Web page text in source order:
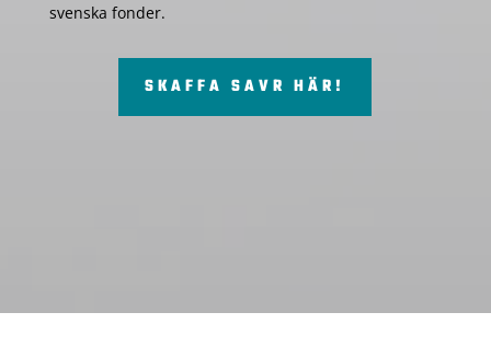
svenska fonder.
SKAFFA SAVR HÄR!